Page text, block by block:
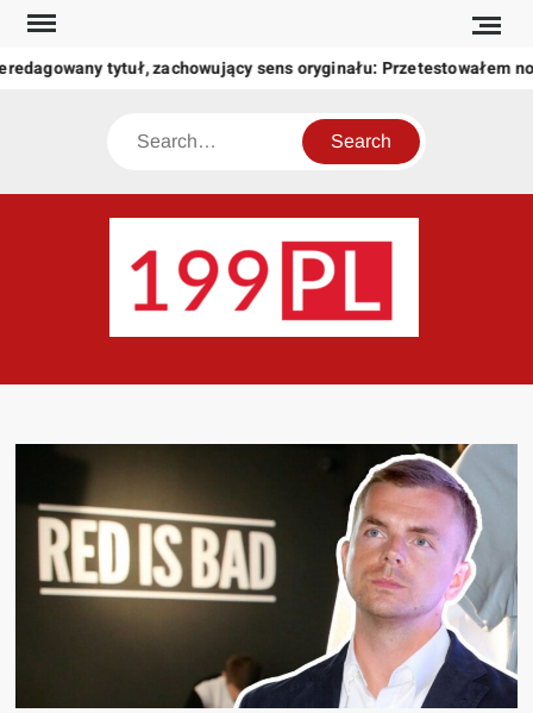
Skip
content
tytuł, zachowujący sens oryginału: Przetestowałem
Search
świat